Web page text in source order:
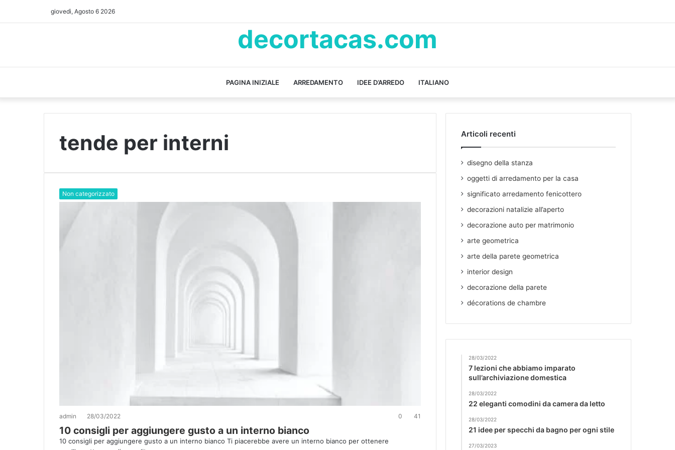
giovedì, Agosto 6 2026
decortacas.com
PAGINA INIZIALE ARREDAMENTO IDEE D’ARREDO ITALIANO
tende per interni
Non categorizzato
admin 28/03/2022 0 41
10 consigli per aggiungere gusto a un interno bianco
10 consigli per aggiungere gusto a un interno bianco Ti piacerebbe avere un interno bianco per ottenere
Articoli recenti
disegno della stanza
oggetti di arredamento per la casa
significato arredamento fenicottero
decorazioni natalizie all’aperto
decorazione auto per matrimonio
arte geometrica
arte della parete geometrica
interior design
decorazione della parete
décorations de chambre
28/03/2022
7 lezioni che abbiamo imparato
sull’archiviazione domestica
28/03/2022
22 eleganti comodini da camera da letto
28/03/2022
21 idee per specchi da bagno per ogni stile
27/03/2023